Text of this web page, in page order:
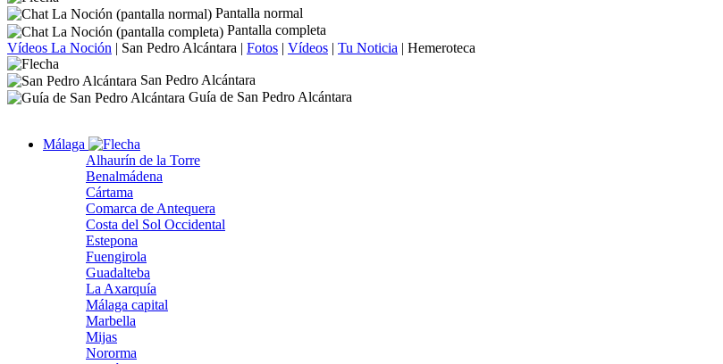
Pantalla normal
Pantalla completa
Vídeos La Noción | San Pedro Alcántara | Fotos | Vídeos | Tu Noticia | Hemeroteca
San Pedro Alcántara
Guía de San Pedro Alcántara
Málaga
Alhaurín de la Torre
Benalmádena
Cártama
Comarca de Antequera
Costa del Sol Occidental
Estepona
Fuengirola
Guadalteba
La Axarquía
Málaga capital
Marbella
Mijas
Nororma